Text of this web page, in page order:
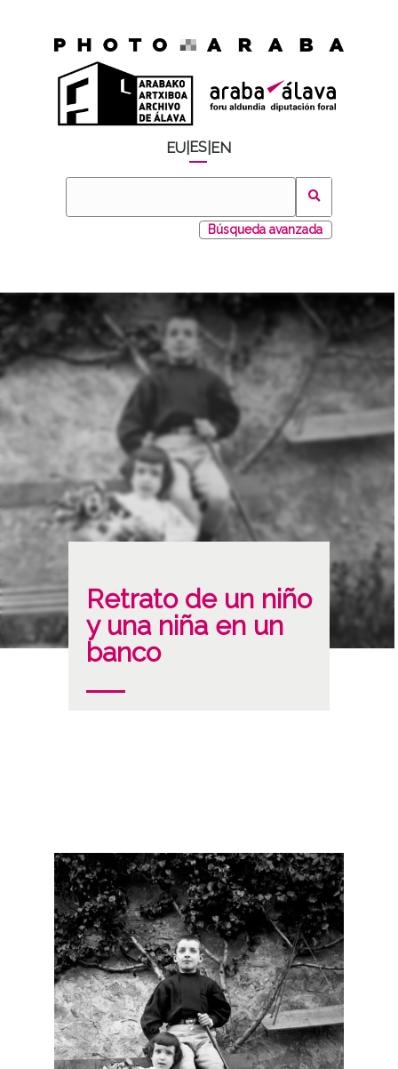
EU ES EN
Búsqueda avanzada
Retrato de un niño
y una niña en un
banco